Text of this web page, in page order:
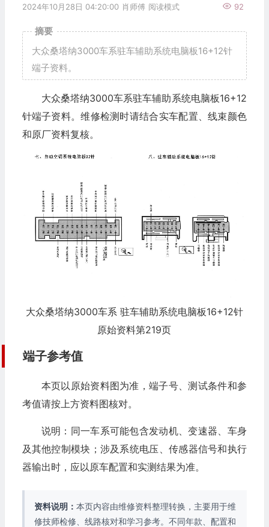
2024年10月28日 04:20:00 肖师傅 92
阅读模式
摘要
大众桑塔纳3000车系驻车辅助系统电脑板16+12针
端子资料。
大众桑塔纳3000车系驻车辅助系统电脑板16+12
针端子资料。维修检测时请结合实车配置、线束颜色
和原厂资料复核。
大众桑塔纳3000车系 驻车辅助系统电脑板16+12针
原始资料第219页
端子参考值
本页以原始资料图为准，端子号、测试条件和参
考值请按上方资料图核对。
说明：同一车系可能包含发动机、变速器、车身
及其他控制模块；涉及系统电压、传感器信号和执行
器输出时，应以原车配置和实测结果为准。
资料说明： 本页内容由维修资料整理转换，主要用于维
修技师检修、线路核对和学习参考。不同年款、配置和